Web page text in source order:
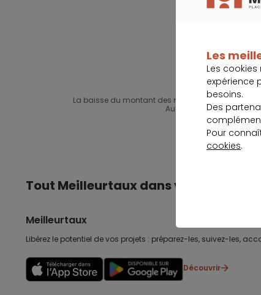
La baisse du montant des mensualités suppose
Aucun versement, de
Tout Meilleurtaux dans votre poche
Meilleurtaux
Libérez le potentiel de vos projets : préparez-les, suivez-les,
Découvrir
Les
Les
expérience
besoins.
Des
Pour
cookies.